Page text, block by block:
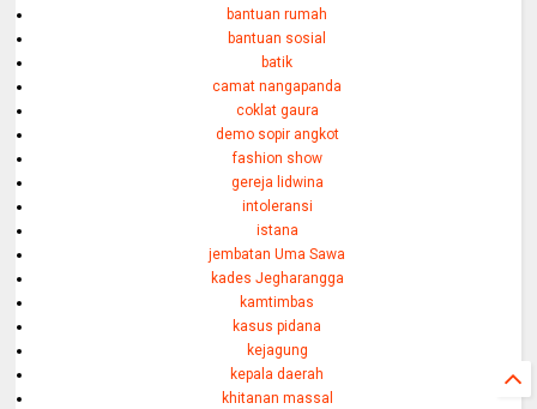
bantuan rumah
bantuan sosial
batik
camat nangapanda
coklat gaura
demo sopir angkot
fashion show
gereja lidwina
intoleransi
istana
jembatan Uma Sawa
kades Jegharangga
kamtimbas
kasus pidana
kejagung
kepala daerah
khitanan massal